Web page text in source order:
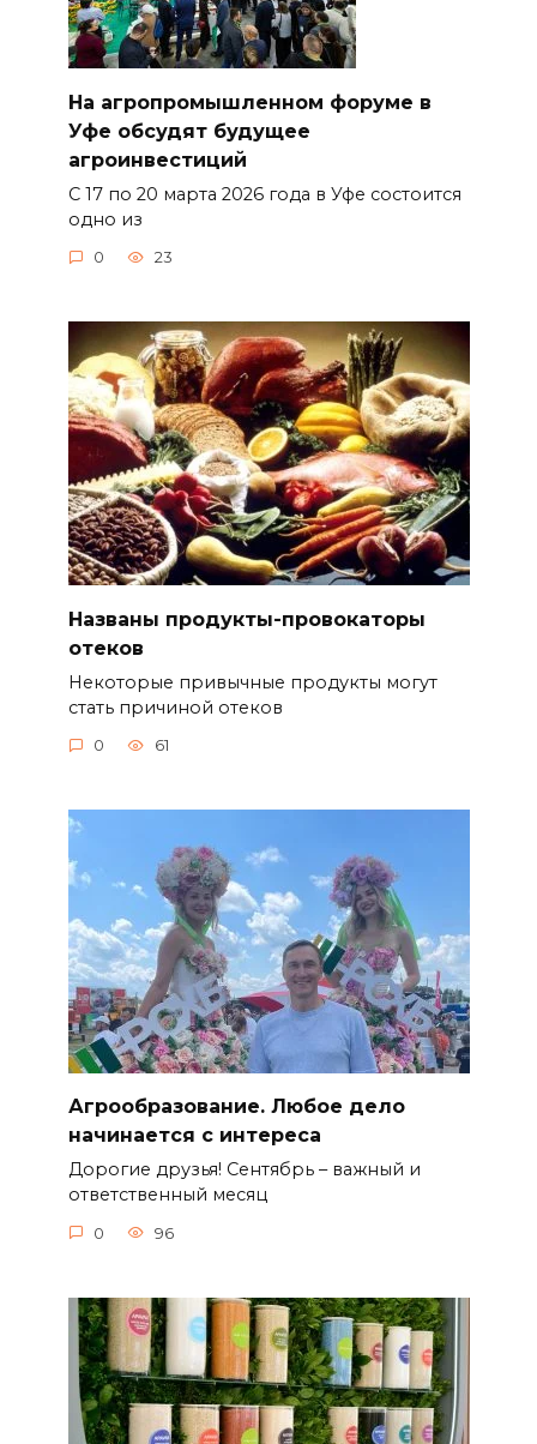
На агропромышленном форуме в
Уфе обсудят будущее
агроинвестиций
С 17 по 20 марта 2026 года в Уфе состоится
одно из
0 23
Названы продукты-провокаторы
отеков
Некоторые привычные продукты могут
стать причиной отеков
0 61
Агрообразование. Любое дело
начинается с интереса
Дорогие друзья! Сентябрь – важный и
ответственный месяц
0 96